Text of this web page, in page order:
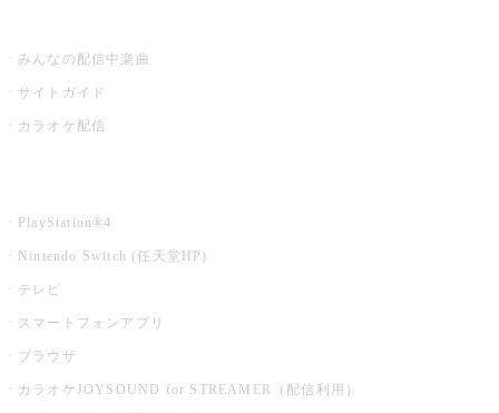
みんなの配信中楽曲
サイトガイド
カラオケ配信
PlayStation®4
Nintendo Switch (任天堂HP)
テレビ
スマートフォンアプリ
ブラウザ
カラオケJOYSOUND for STREAMER（配信利用）